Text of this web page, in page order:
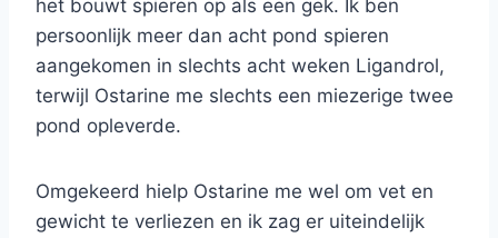
het bouwt spieren op als een gek. Ik ben
persoonlijk meer dan acht pond spieren
aangekomen in slechts acht weken Ligandrol,
terwijl Ostarine me slechts een miezerige twee
pond opleverde.
Omgekeerd hielp Ostarine me wel om vet en
gewicht te verliezen en ik zag er uiteindelijk